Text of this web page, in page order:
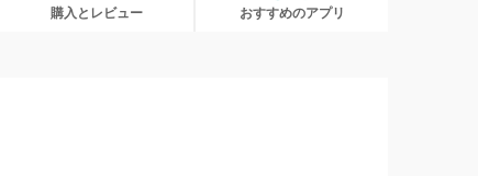
購入とレビュー おすすめのアプリ